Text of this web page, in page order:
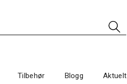
Tilbehør Blogg Aktuelt